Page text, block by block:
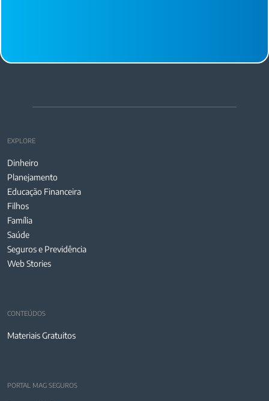
EXPLORE
Dinheiro
Planejamento
Educação Financeira
Filhos
Família
Saúde
Seguros e Previdência
Web Stories
CONTEÚDOS
Materiais Gratuitos
PORTAL MAG SEGUROS